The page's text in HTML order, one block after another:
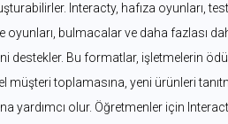
Interacty, hafıza oyunları,
oyunları, bulmacalar ve daha fazlası
destekler. Bu formatlar, işletmelerin
müşteri toplamasına, yeni ürünleri
yardımcı olur. Öğretmenler için